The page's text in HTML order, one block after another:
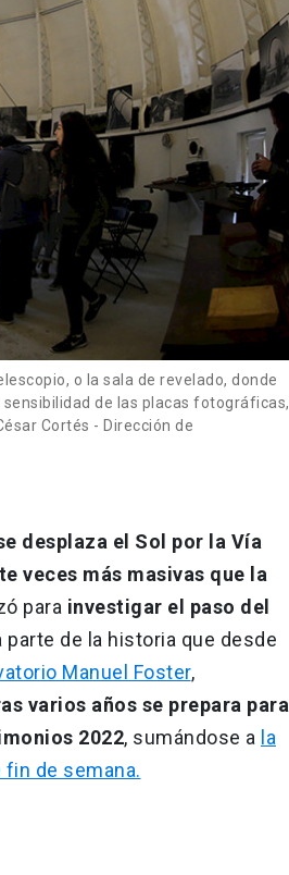
o la sala de revelado, donde
de las placas fotográficas,
Cortés - Dirección de
desplaza el Sol por la Vía
veces más masivas que la
para investigar el paso del
parte de la historia que desde
Manuel Foster,
varios años se prepara para
2022, sumándose a la
de semana.